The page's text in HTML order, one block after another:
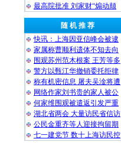
最高院批准 刘家财“煽动颠
随 机 推 荐
快讯：上海因亚信峰会被逮
家属称曹顺利遗体不知去向
围观苏州范木根案 王芳等多
警方以甄江华撤销委托拒律
称有机密信息 屠夫吴淦将遭
网络作家刘书贵的家人被公
何家维围观被遣返引发严重
湖北省两会 大量访民省信访
公民金重齐等人迎接拘留期
七一建党节 数十上海访民控